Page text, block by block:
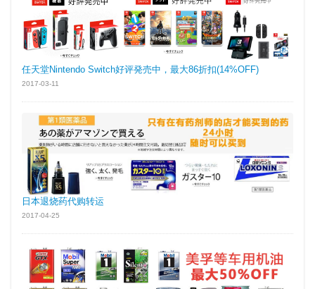
任天堂Nintendo Switch好评発売中，最大86折扣(14%OFF)
2017-03-11
日本退烧药代购转运
2017-04-25